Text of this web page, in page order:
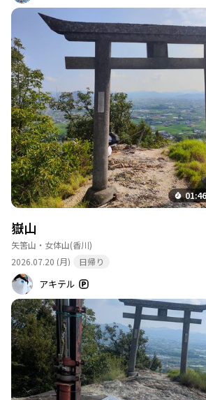
01:46
嶽山
矢筈山・女体山(香川)
2026.07.20 (月)
日帰り
アキテル